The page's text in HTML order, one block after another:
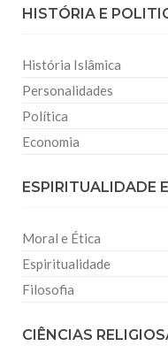
HISTÓRIA E
História Islâmica
Personalidades
Política
Economia
ESPIRITUALIDADE
Moral e Ética
Espiritualidade
Filosofia
CIÊNCIAS